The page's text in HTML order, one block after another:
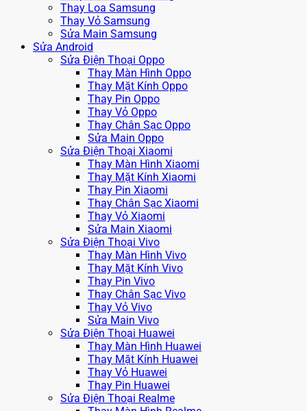
Thay Loa Samsung
Thay Vỏ Samsung
Sửa Main Samsung
Sửa Android
Sửa Điện Thoại Oppo
Thay Màn Hình Oppo
Thay Mặt Kính Oppo
Thay Pin Oppo
Thay Vỏ Oppo
Thay Chân Sạc Oppo
Sửa Main Oppo
Sửa Điện Thoại Xiaomi
Thay Màn Hình Xiaomi
Thay Mặt Kính Xiaomi
Thay Pin Xiaomi
Thay Chân Sạc Xiaomi
Thay Vỏ Xiaomi
Sửa Main Xiaomi
Sửa Điện Thoại Vivo
Thay Màn Hình Vivo
Thay Mặt Kính Vivo
Thay Pin Vivo
Thay Chân Sạc Vivo
Thay Vỏ Vivo
Sửa Main Vivo
Sửa Điện Thoại Huawei
Thay Màn Hình Huawei
Thay Mặt Kính Huawei
Thay Vỏ Huawei
Thay Pin Huawei
Sửa Điện Thoại Realme